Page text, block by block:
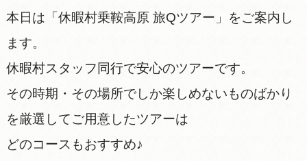
本日は「休暇村乗鞍高原 旅Qツアー」をご案内し
ます。
休暇村スタッフ同行で安心のツアーです。
その時期・その場所でしか楽しめないものばかり
を厳選してご用意したツアーは
どのコースもおすすめ♪